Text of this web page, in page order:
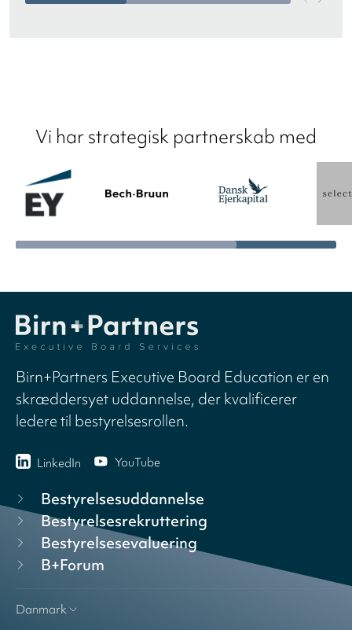
Vi har strategisk partnerskab med
Birn+Partners Executive Board Education er en
skræddersyet uddannelse, der kvalificerer
ledere til bestyrelsesrollen.
LinkedIn YouTube
Bestyrelsesuddannelse
Bestyrelsesrekruttering
Bestyrelsesevaluering
B+Forum
Danmark